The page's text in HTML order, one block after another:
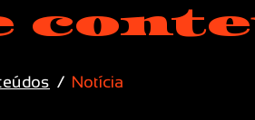
Notícia